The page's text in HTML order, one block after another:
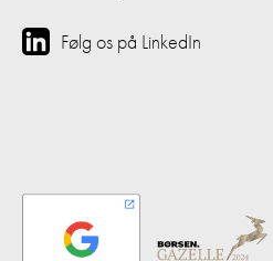
Følg os på LinkedIn